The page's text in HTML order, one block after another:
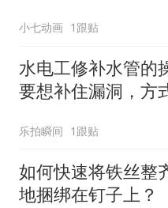
小七动画 1跟贴
水电工修补水管的
要想补住漏洞，方
乐拍瞬间 1跟贴
如何快速将铁丝整
地捆绑在钉子上？